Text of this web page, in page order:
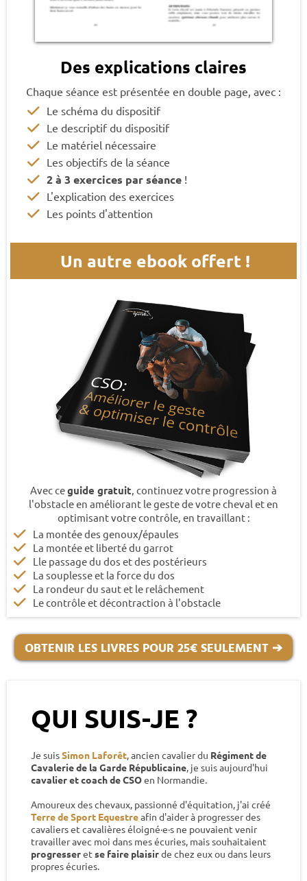
Des explications claires
Chaque séance est présentée en double page, avec :
Le schéma du dispositif
Le descriptif du dispositif
Le matériel nécessaire
Les objectifs de la séance
2 à 3 exercices par séance !
L'explication des exercices
Les points d'attention
Un autre ebook offert !
Avec ceguide gratuit, continuez votre progression à
l'obstacle en améliorant le geste de votre cheval et en
optimisant votre contrôle, en travaillant :
La montée des genoux/épaules
La montée et liberté du garrot
Lle passage du dos et des postérieurs
La souplesse et la force du dos
La rondeur du saut et le relâchement
Le contrôle et décontraction à l'obstacle
OBTENIR LES LIVRES POUR 25€ SEULEMENT ➔
QUI SUIS-JE ?
Je suisSimon Laforêt, ancien cavalier du Régiment de
Cavalerie de la Garde Républicaine, je suis aujourd'hui
cavalier et coach de CSOen Normandie.
Amoureux des chevaux, passionné d'équitation, j'ai créé
Terre de Sport Equestreafin d'aider à progresser des
cavaliers et cavalières éloigné·e·s ne pouvaient venir
travailler avec moi dans mes écuries, mais souhaitaient
progresseret se faire plaisirde chez eux ou dans leurs
propres écuries.